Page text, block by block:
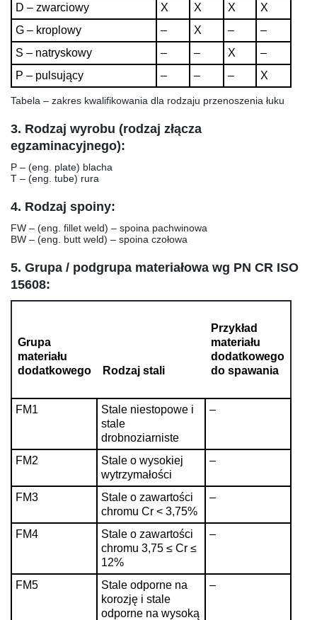
D – zwarciowy X X X
X
G – kroplowy
– X –
–
S – natryskowy
– – X
–
P – pulsujący
– – – X
Tabela – zakres kwalifikowania dla rodzaju przenoszenia łuku
3. Rodzaj wyrobu (rodzaj złącza
egzaminacyjnego):
P – (eng. plate) blacha
T – (eng. tube) rura
4. Rodzaj spoiny:
FW – (eng. fillet weld) – spoina pachwinowa
BW – (eng. butt weld) – spoina czołowa
5. Grupa / podgrupa materiałowa wg PN CR ISO
15608:
Grupa
materiału
dodatkowego
Rodzaj stali
Przykład
materiału
dodatkowego
do spawania
FM1
Stale niestopowe i
stale
drobnoziarniste
–
FM2
Stale o wysokiej
wytrzymałości
–
FM3
Stale o zawartości
chromu Cr < 3,75%
–
FM4
Stale o zawartości
chromu 3,75 ≤ Cr ≤
12%
–
FM5
Stale odporne na
korozję i stale
odporne na wysoką
–